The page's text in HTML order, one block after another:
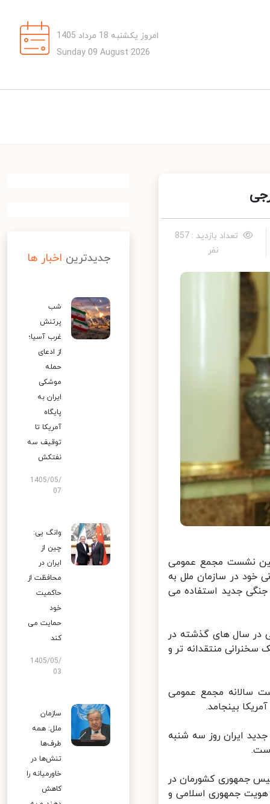
امروز یکشنبه 18 مرداد 1405
Sunday 09 August 2026
تعداد بازدید : 857
نفر
نشست مجمع عمومی
خود در سازمان ملل به
جدید استفاده می
سال های گذشته در
منتقدانه تر و
سالانه مجمع عمومی
بینجامد.
ایران روز سه شنبه
جمهوری کشورمان در
جمهوری اسلامی و
جدیدترین اخبار ها
شب
پرتنش
غرب آسیا؛
از ادعای
حمله
موشکی
ایران به
پایگاه
آمریکا تا
توقیف سه
نفتکش
1405/05/
07
وانگ یی:
چین از
ایران در
محافظت از
حاکمیت
خود
حمایت می
کند
1405/05/
03
سازمان
ملل: همه
طرف‌ها
تنش‌ها در
خاورمیانه را
کاهش